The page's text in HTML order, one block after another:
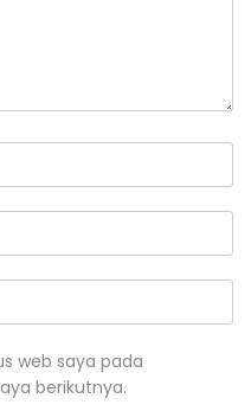
web saya pada
berikutnya.